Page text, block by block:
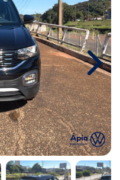
Next